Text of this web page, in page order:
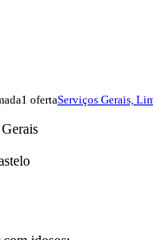
1 ofertaServiços Gerais,